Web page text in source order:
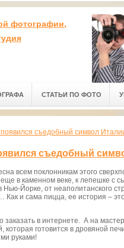
фотографии,
СТАТЬИ ПО ФОТО
съедобный символ
съедобный
всем поклонникам этого
в каменном веке, к лепешке с
Йорке, от неаполитанского
Как и сама пицца, ее история –
заказать в интернете. А на
готовится в дровяной
руками!